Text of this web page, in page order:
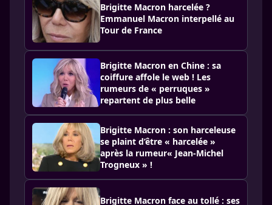
Brigitte Macron harcelée ?
Emmanuel Macron interpellé au
Tour de France
Brigitte Macron en Chine : sa
coiffure affole le web ! Les
rumeurs de « perruques »
repartent de plus belle
Brigitte Macron : son harceleuse
se plaint d’être « harcelée »
après la rumeur« Jean-Michel
Trogneux » !
Brigitte Macron face au tollé : ses